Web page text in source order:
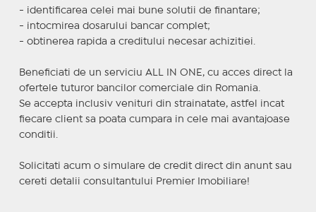
- identificarea celei mai bune solutii de finantare;
- intocmirea dosarului bancar complet;
- obtinerea rapida a creditului necesar achizitiei.
Beneficiati de un serviciu ALL IN ONE, cu acces direct la
ofertele tuturor bancilor comerciale din Romania.
Se accepta inclusiv venituri din strainatate, astfel incat
fiecare client sa poata cumpara in cele mai avantajoase
conditii.
Solicitati acum o simulare de credit direct din anunt sau
cereti detalii consultantului Premier Imobiliare!